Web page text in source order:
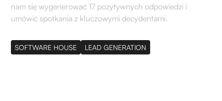
nam się wygenerować 17 pozytywnych odpowiedzi i
umówić spotkania z kluczowymi decydentami.
SOFTWARE HOUSE LEAD GENERATION